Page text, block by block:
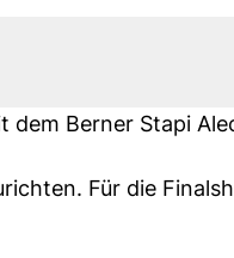
dem Berner Stapi
Für die